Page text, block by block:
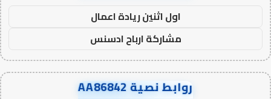
اول اثنين ريادة اعمال
مشاركة ارباح ادسنس
روابط نصية AA86842